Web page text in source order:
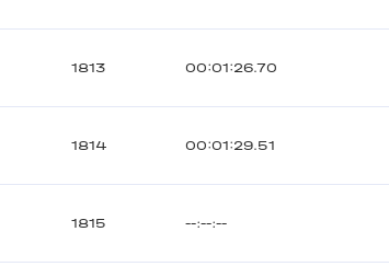
1813 00:01:26.70
1814 00:01:29.51
1815 --:--:--